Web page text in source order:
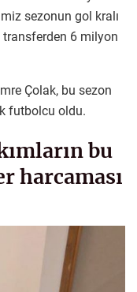
sezonun gol kralı
transferden 6 milyon
Çolak, bu sezon
futbolcu oldu.
bu
harcaması